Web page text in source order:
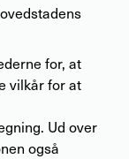
for, at
vilkår for at
Ud over
også